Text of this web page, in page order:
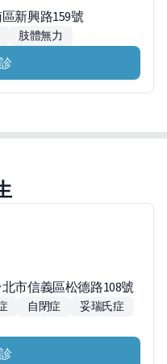
新興路159號
肢體無力
市信義區松德路108號
自閉症
妥瑞氏症